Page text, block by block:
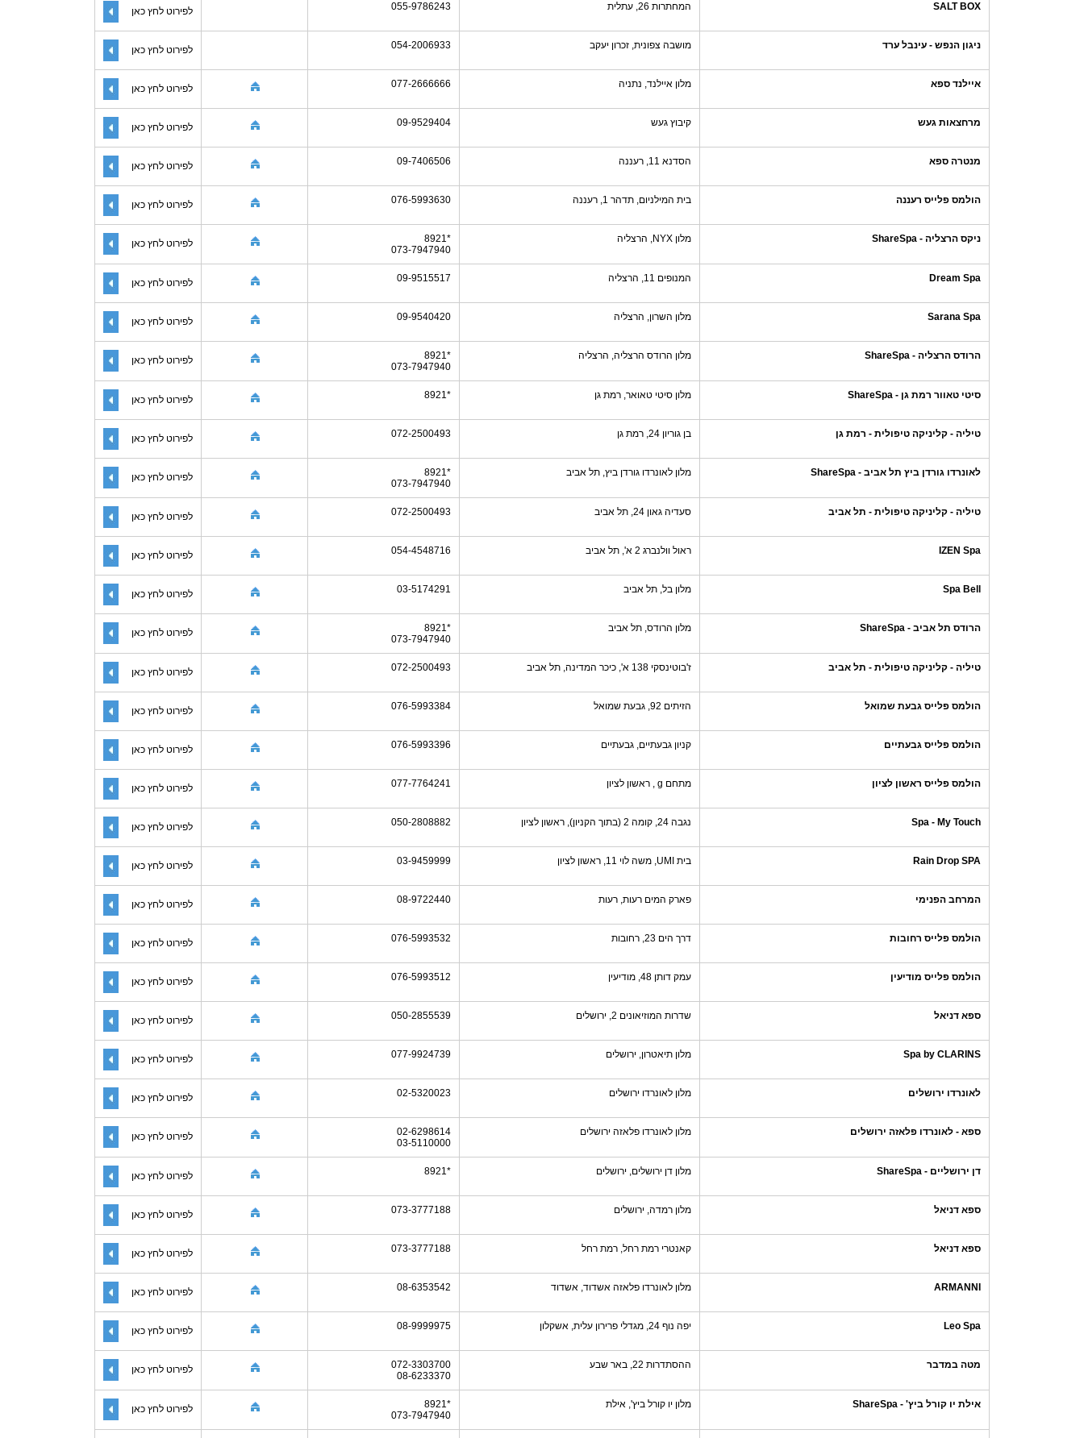
SALT BOX המחתרות 26, עתלית 055-9786243 לפירוט לחץ כאן
ניגון הנפש - עינבל ערד מושבה צפונית, זכרון יעקב 054-2006933 לפירוט לחץ כאן
איילנד ספא מלון איילנד, נתניה 077-2666666 לפירוט לחץ כאן
מרחצאות געש קיבוץ געש 09-9529404 לפירוט לחץ כאן
מנטרה ספא הסדנא 11, רעננה 09-7406506 לפירוט לחץ כאן
הולמס פלייס רעננה בית המילניום, תדהר 1, רעננה 076-5993630‎ לפירוט לחץ כאן
ניקס הרצליה - ShareSpa מלון NYX, הרצליה
*8921
073-7947940
לפירוט לחץ כאן
Dream Spa המנופים 11, הרצליה 09-9515517 לפירוט לחץ כאן
Sarana Spa מלון השרון, הרצליה 09-9540420 לפירוט לחץ כאן
הרודס הרצליה - ShareSpa מלון הרודס הרצליה, הרצליה
*8921
073-7947940
לפירוט לחץ כאן
סיטי טאוור רמת גן - ShareSpa מלון סיטי טאואר, רמת גן *8921 לפירוט לחץ כאן
טיליה - קליניקה טיפולית - רמת גן בן גוריון 24, רמת גן 072-2500493 לפירוט לחץ כאן
לאונרדו גורדן ביץ תל אביב - ShareSpa מלון לאונרדו גורדן ביץ, תל אביב
*8921
073-7947940
לפירוט לחץ כאן
טיליה - קליניקה טיפולית - תל אביב סעדיה גאון 24, תל אביב 072-2500493 לפירוט לחץ כאן
IZEN Spa ראול וולנברג 2 א', תל אביב 054-4548716 לפירוט לחץ כאן
Spa Bell מלון בל, תל אביב 03-5174291 לפירוט לחץ כאן
הרודס תל אביב - ShareSpa מלון הרודס, תל אביב
*8921
073-7947940
לפירוט לחץ כאן
טיליה - קליניקה טיפולית - תל אביב ז'בוטינסקי 138 א', כיכר המדינה, תל אביב 072-2500493 לפירוט לחץ כאן
הולמס פלייס גבעת שמואל הזיתים 92, גבעת שמואל 076-5993384 לפירוט לחץ כאן
הולמס פלייס גבעתיים קניון גבעתיים, גבעתיים 076-5993396 לפירוט לחץ כאן
הולמס פלייס ראשון לציון מתחם g , ראשון לציון 077-7764241 לפירוט לחץ כאן
Spa - My Touch נגבה 24, קומה 2 (בתוך הקניון), ראשון לציון 050-2808882 לפירוט לחץ כאן
Rain Drop SPA בית UMI, משה לוי 11, ראשון לציון 03-9459999 לפירוט לחץ כאן
המרחב הפנימי פארק המים רעות, רעות 08-9722440 לפירוט לחץ כאן
הולמס פלייס רחובות דרך הים 23, רחובות 076-5993532 לפירוט לחץ כאן
הולמס פלייס מודיעין עמק דותן 48, מודיעין 076-5993512 לפירוט לחץ כאן
ספא דניאל שדרות המוזיאונים 2, ירושלים 050-2855539 לפירוט לחץ כאן
Spa by CLARINS מלון תיאטרון, ירושלים 077-9924739 לפירוט לחץ כאן
לאונרדו ירושלים מלון לאונרדו ירושלים 02-5320023 לפירוט לחץ כאן
ספא - לאונרדו פלאזה ירושלים מלון לאונרדו פלאזה ירושלים
02-6298614
03-5110000
לפירוט לחץ כאן
דן ירושליים - ShareSpa מלון דן ירושלים, ירושלים *8921 לפירוט לחץ כאן
ספא דניאל מלון רמדה, ירושלים 073-3777188 לפירוט לחץ כאן
ספא דניאל קאנטרי רמת רחל, רמת רחל 073-3777188 לפירוט לחץ כאן
ARMANNI מלון לאונרדו פלאזה אשדוד, אשדוד 08-6353542 לפירוט לחץ כאן
Leo Spa יפה נוף 24, מגדלי פרירון עלית, אשקלון 08-9999975 לפירוט לחץ כאן
מטה במדבר ההסתדרות 22, באר שבע
072-3303700
08-6233370
לפירוט לחץ כאן
אילת יו קורל ביץ' - ShareSpa מלון יו קורל ביץ', אילת
*8921
073-7947940
לפירוט לחץ כאן